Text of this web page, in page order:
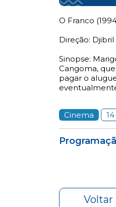
O Franco
Direção:
Sinopse:
Cangoma,
pagar o
Cinema
Voltar